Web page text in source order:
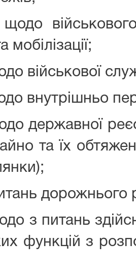
військового
мобілізації;
військової
внутрішньо
державної
та їх
дорожнього
з питань
функцій з